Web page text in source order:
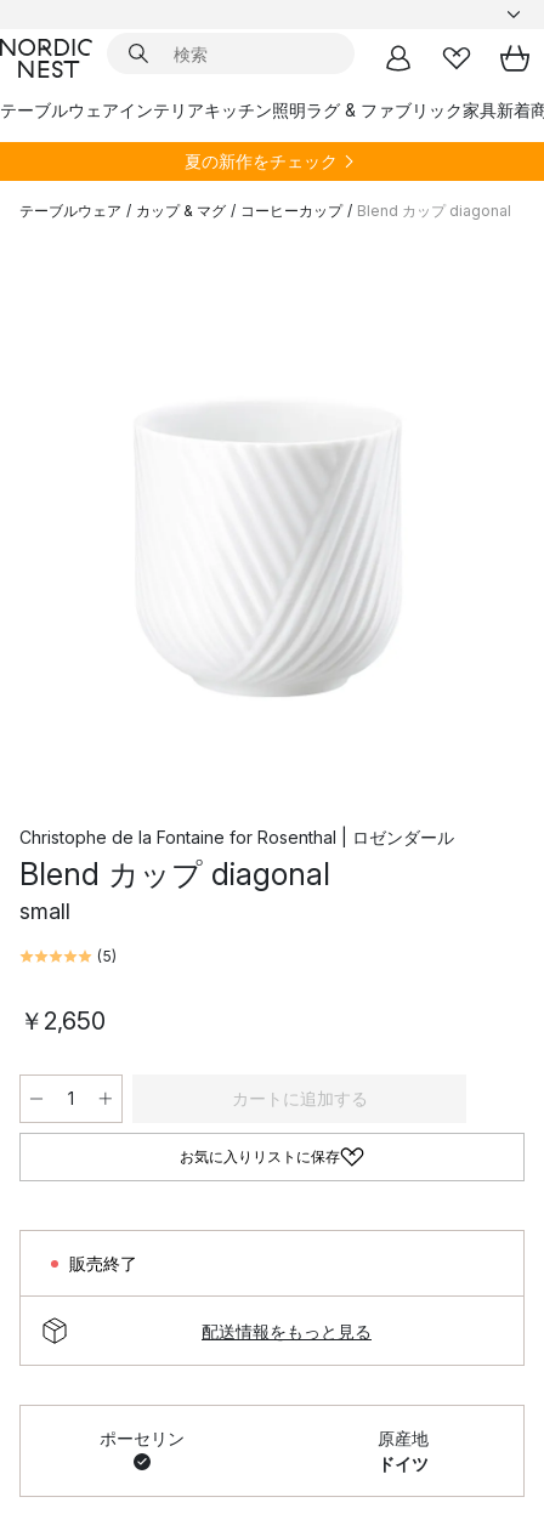
テーブルウェアインテリアキッチン照明ラグ & ファブリック家具新着
夏の新作をチェック
テーブルウェア / カップ & マグ / コーヒーカップ / Blend カップ diagonal
Christophe de la Fontaine for Rosenthal | ロゼンダール
Blend カップ diagonal
small
(5)
￥2,650
カートに追加する
お気に入りリストに保存
販売終了
配送情報をもっと見る
ポーセリン
原産地
ドイツ